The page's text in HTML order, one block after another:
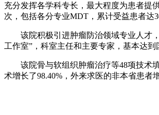
充分发挥各学科专长，最大程度为患者提
次，包括各分专业MDT，累计受益患者达
该院积极引进肿瘤防治领域专业人才，
工作室”，科室主任和主要专家，基本达到
该院骨与软组织肿瘤治疗等48项技术填
术增长了98.40%，外来求医的非本省患者